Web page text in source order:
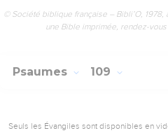
© Société biblique française – Bibli’O,
une Bible imprimée, rendez-
Psaumes 109
Seuls les Évangiles sont disponibles en